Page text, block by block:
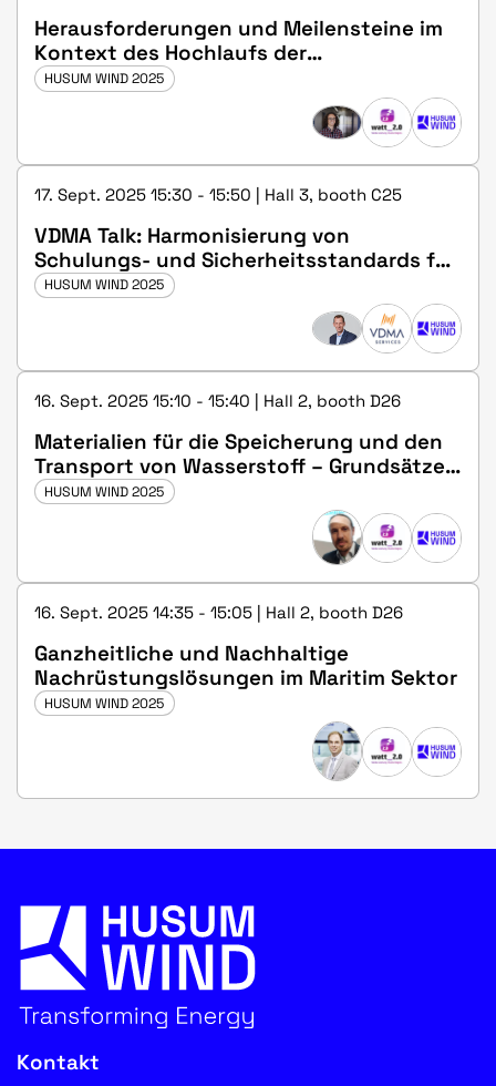
Herausforderungen und Meilensteine im
Kontext des Hochlaufs der
Wasserstoffwirtschaft – Einblicke aus den
HUSUM WIND 2025
17. Sept. 2025 15:30 - 15:50 | Hall 3, booth C25
VDMA Talk: Harmonisierung von
Schulungs- und Sicherheitsstandards für
den Transport von Windkraftanlagen
HUSUM WIND 2025
16. Sept. 2025 15:10 - 15:40 | Hall 2, booth D26
Materialien für die Speicherung und den
Transport von Wasserstoff – Grundsätze
und Erkenntnisse aus dem HyPipe-Projekt
HUSUM WIND 2025
16. Sept. 2025 14:35 - 15:05 | Hall 2, booth D26
Ganzheitliche und Nachhaltige
Nachrüstungslösungen im Maritim Sektor
HUSUM WIND 2025
Kontakt